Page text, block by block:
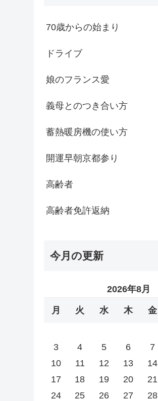
70歳からの始まり
ドライブ
娘のフランス愛
義母とのつき合い方
蓄熱暖房機の使い方
開運早朝京都参り
高齢者
高齢者免許返納
今月の更新
2026年8月
月 火 水 木 金
3
4 5 6 7
10
11 12 13 14
17
18 19 20 21
24
25 26 27 28